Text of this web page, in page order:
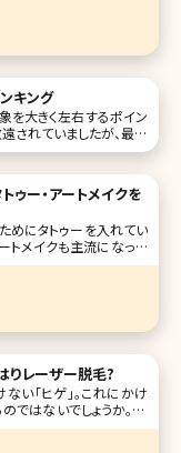
キング
を大きく左右するポイン
されていましたが、最近
人も増えてきています。
キング形式でご紹介して
ゥー・アートメイクを
めにタトゥーを入れてい
トメイクも主流になって
受けられた方は多いので
れたり、歳を重ね趣味
りレーザー脱毛?
い「ヒゲ」。これにかけ
ではないでしょうか。 そ
脱毛」です。今回はこれ